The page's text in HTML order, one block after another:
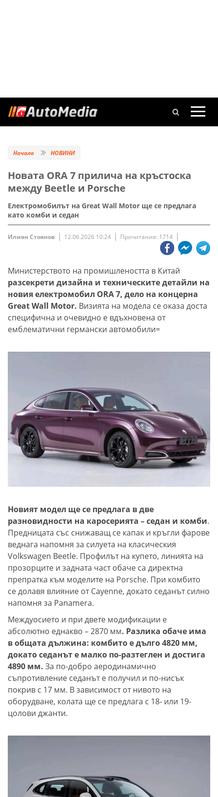
Начало НОВИНИ
Новата ORA 7 прилича на кръстоска
между Beetle и Porsche
Електромобилът на Great Wall Motor ще се предлага
като комби и седан
Илиян Стоянов 12.06.2026 10:24 Прочитания: 1714
Министерството на промишлеността в Китай
разсекрети дизайна и техническите детайли на
новия електромобил ORA 7, дело на концерна
Great Wall Motor. Визията на модела се оказа доста
специфична и очевидно е вдъхновена от
емблематични германски автомобили=
Новият модел ще се предлага в две
разновидности на каросерията – седан и комби.
Предницата със снижаващ се капак и кръгли фарове
веднага напомня за силуета на класическия
Volkswagen Beetle. Профилът на купето, линията на
прозорците и задната част обаче са директна
препратка към моделите на Porsche. При комбито
се долавя влияние от Cayenne, докато седанът силно
напомня за Panamera.
Междуосието и при двете модификации е
абсолютно еднакво – 2870 мм. Разлика обаче има
в общата дължина: комбито е дълго 4820 мм,
докато седанът е малко по-разтеглен и достига
4890 мм. За по-добро аеродинамично
съпротивление седанът е получил и по-нисък
покрив с 17 мм. В зависимост от нивото на
оборудване, колата ще се предлага с 18- или 19-
цолови джанти.